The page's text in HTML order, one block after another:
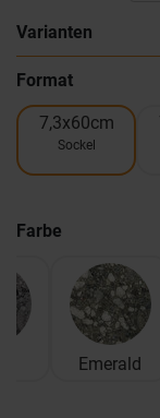
Varianten
Format
7,3x60cm
Sockel
Farbe
Emerald